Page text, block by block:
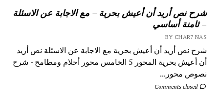
شرح نص أريد أن أعيش بحرية – مع الاجابة عن الاسئلة
– ثامنة أساسي
BY CHAR7 NAS
شرح نص أريد أن أعيش بحرية مع الاجابة عن الاسئلة نص أريد
أن أعيش بحرية المحور 5 الخامس محور أحلام ومطامح - شرح
نصوص محور...
Comments closed